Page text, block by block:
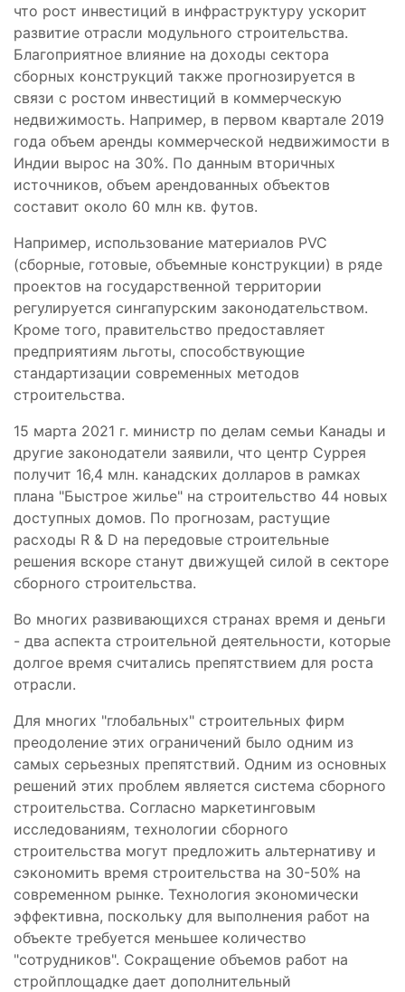
что рост инвестиций в инфраструктуру ускорит
развитие отрасли модульного строительства.
Благоприятное влияние на доходы сектора
сборных конструкций также прогнозируется в
связи с ростом инвестиций в коммерческую
недвижимость. Например, в первом квартале 2019
года объем аренды коммерческой недвижимости в
Индии вырос на 30%. По данным вторичных
источников, объем арендованных объектов
составит около 60 млн кв. футов.
Например, использование материалов PVC
(сборные, готовые, объемные конструкции) в ряде
проектов на государственной территории
регулируется сингапурским законодательством.
Кроме того, правительство предоставляет
предприятиям льготы, способствующие
стандартизации современных методов
строительства.
15 марта 2021 г. министр по делам семьи Канады и
другие законодатели заявили, что центр Суррея
получит 16,4 млн. канадских долларов в рамках
плана "Быстрое жилье" на строительство 44 новых
доступных домов. По прогнозам, растущие
расходы R & D на передовые строительные
решения вскоре станут движущей силой в секторе
сборного строительства.
Во многих развивающихся странах время и деньги
- два аспекта строительной деятельности, которые
долгое время считались препятствием для роста
отрасли.
Для многих "глобальных" строительных фирм
преодоление этих ограничений было одним из
самых серьезных препятствий. Одним из основных
решений этих проблем является система сборного
строительства. Согласно маркетинговым
исследованиям, технологии сборного
строительства могут предложить альтернативу и
сэкономить время строительства на 30-50% на
современном рынке. Технология экономически
эффективна, поскольку для выполнения работ на
объекте требуется меньшее количество
"сотрудников". Сокращение объемов работ на
стройплощадке дает дополнительный